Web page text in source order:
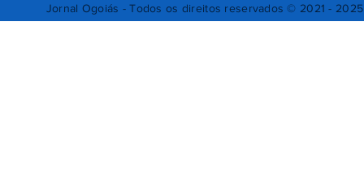
Jornal Ogoiás - Todos os direitos reservados © 2021 - 2025